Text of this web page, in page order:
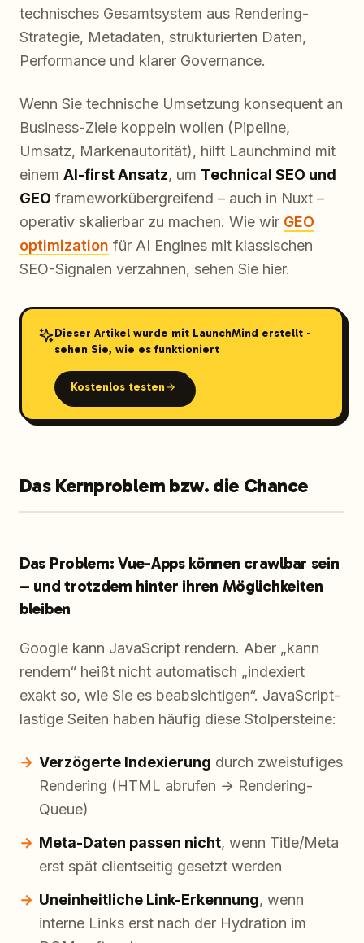
technisches Gesamtsystem aus Rendering-
Strategie, Metadaten, strukturierten Daten,
Performance und klarer Governance.
Wenn Sie technische Umsetzung konsequent an
Business-Ziele koppeln wollen (Pipeline,
Umsatz, Markenautorität), hilft Launchmind mit
einem AI-first Ansatz, um Technical SEO und
GEO frameworkübergreifend – auch in Nuxt –
operativ skalierbar zu machen. Wie wir GEO
optimization für AI Engines mit klassischen
SEO-Signalen verzahnen, sehen Sie hier.
Dieser Artikel wurde mit LaunchMind erstellt -
sehen Sie, wie es funktioniert
Kostenlos testen
Das Kernproblem bzw. die Chance
Das Problem: Vue-Apps können crawlbar sein
– und trotzdem hinter ihren Möglichkeiten
bleiben
Google kann JavaScript rendern. Aber „kann
rendern“ heißt nicht automatisch „indexiert
exakt so, wie Sie es beabsichtigen“. JavaScript-
lastige Seiten haben häufig diese Stolpersteine:
Verzögerte Indexierung durch zweistufiges
Rendering (HTML abrufen → Rendering-
Queue)
Meta-Daten passen nicht, wenn Title/Meta
erst spät clientseitig gesetzt werden
Uneinheitliche Link-Erkennung, wenn
interne Links erst nach der Hydration im